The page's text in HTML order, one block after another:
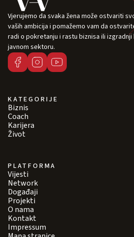
Vjerujemo da svaka žena može ostvariti
vaših ambicija i pomažemo vam da
radi o pokretanju i rastu biznisa ili
javnom sektoru.
KATEGORIJE
Biznis
Coach
Karijera
Život
PLATFORMA
Vijesti
Network
Događaji
Projekti
O nama
Kontakt
Impressum